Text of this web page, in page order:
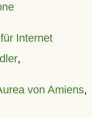
Internet
,
von Amiens,